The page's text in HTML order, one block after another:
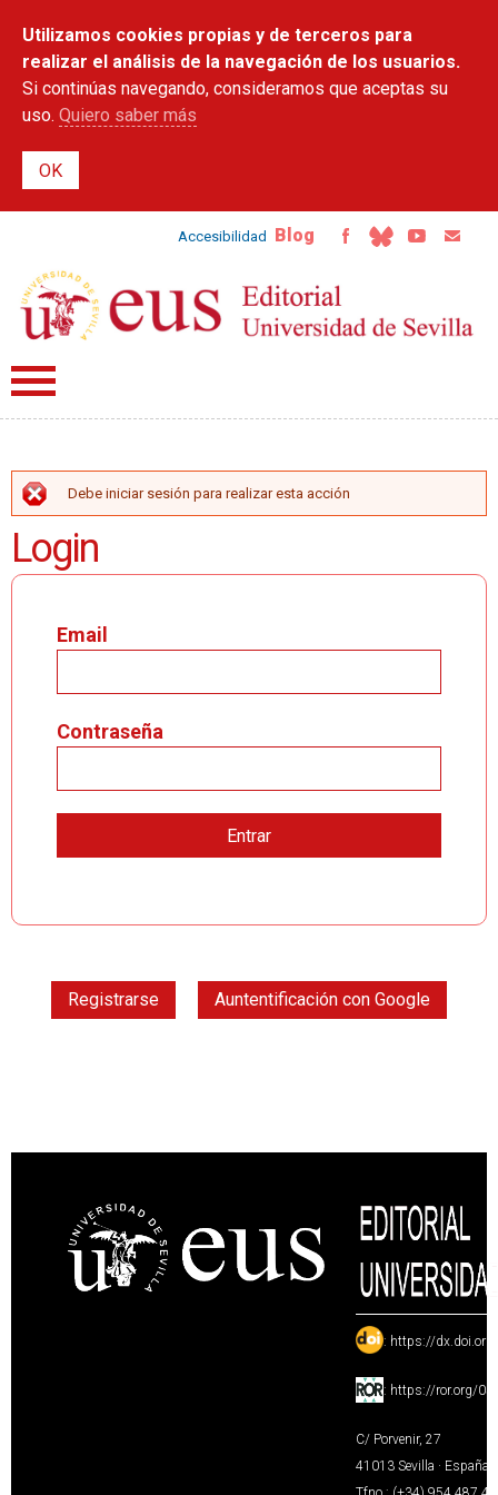
contenido
principal
Utilizamos cookies propias y de terceros para
realizar el análisis de la navegación de los usuarios.
Si continúas navegando, consideramos que aceptas su
uso. Quiero saber más
Accesibilidad Blog
MENSAJE DE ERROR
Debe iniciar sesión para realizar esta acción
Login
Email
Contraseña
Registrarse Auntentificación con Google
: https://
: https://ror.org/
C/ Porvenir, 27
41013 Sevilla · España